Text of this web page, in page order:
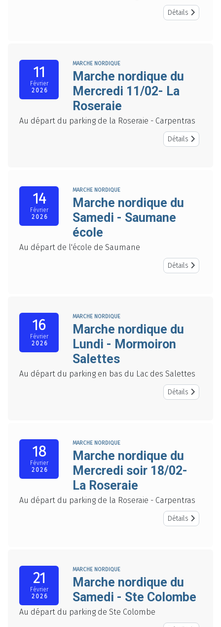
Détails
11
Février
2026
MARCHE NORDIQUE
Marche nordique du
Mercredi 11/02- La
Roseraie
Au départ du parking de la Roseraie - Carpentras
Détails
14
Février
2026
MARCHE NORDIQUE
Marche nordique du
Samedi - Saumane
école
Au départ de l'école de Saumane
Détails
16
Février
2026
MARCHE NORDIQUE
Marche nordique du
Lundi - Mormoiron
Salettes
Au départ du parking en bas du Lac des Salettes
Détails
18
Février
2026
MARCHE NORDIQUE
Marche nordique du
Mercredi soir 18/02-
La Roseraie
Au départ du parking de la Roseraie - Carpentras
Détails
21
Février
2026
MARCHE NORDIQUE
Marche nordique du
Samedi - Ste Colombe
Au départ du parking de Ste Colombe